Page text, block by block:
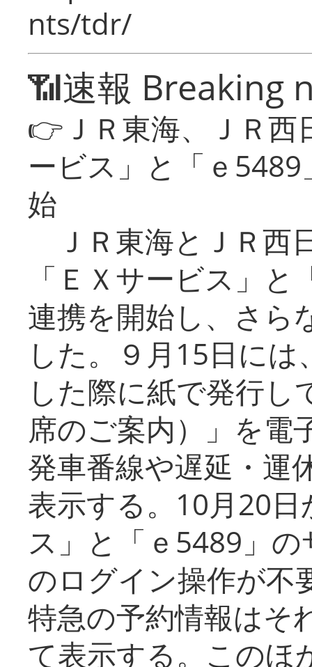
nts/tdr/
📶速報 Breaking
👉ＪＲ東海、ＪＲ
ービス」と「ｅ
始
ＪＲ東海とＪＲ西
「ＥＸサービス」
連携を開始し、さら
した。９月15日に
した際に紙で発行し
席のご案内）」を電
発車番線や遅延・運
表示する。10月20
ス」と「ｅ5489」
のログイン操作が不
特急の予約情報はそ
て表示する。このほ